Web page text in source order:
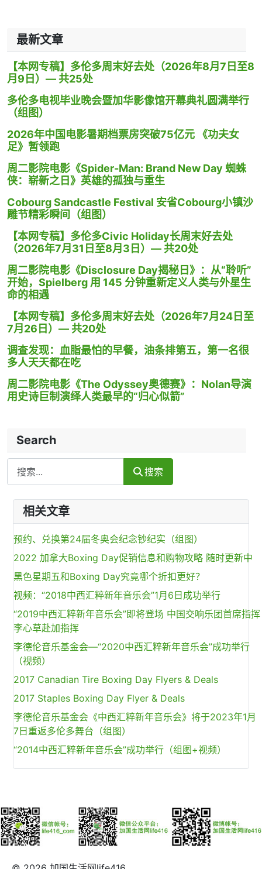
最新文章
【本网专稿】多伦多周末好去处（2026年8月7日至8
月9日）— 共25处
多伦多电视毕业晚会暨加华影像馆开幕典礼圆满举行
（组图）
2026年中国电影暑期档票房突破75亿元 《功夫女
足》暂领跑
周二影院电影《Spider-Man: Brand New Day 蜘蛛
侠：崭新之日》英雄的孤独与重生
Cobourg Sandcastle Festival 安省Cobourg小镇沙
雕节精彩瞬间（组图）
【本网专稿】多伦多Civic Holiday长周末好去处
（2026年7月31日至8月3日）— 共20处
周二影院电影《Disclosure Day揭秘日》：从“聆听”
开始，Spielberg 用 145 分钟重新定义人类与外星生
命的相遇
【本网专稿】多伦多周末好去处（2026年7月24日至
7月26日）— 共20处
调查发现：血脂最怕的早餐，油条排第五，第一名很
多人天天都在吃
周二影院电影《The Odyssey奥德赛》：Nolan导演
用史诗巨制演绎人类最早的“归心似箭”
Search
Search
搜索
相关文章
预约、兑换第24届冬奥会纪念钞纪实（组图）
2022 加拿大Boxing Day促销信息和购物攻略 随时更新中
黑色星期五和Boxing Day究竟哪个折扣更好？
视频：“2018中西汇粹新年音乐会”1月6日成功举行
“2019中西汇粹新年音乐会”即将登场 中国交响乐团首席指挥
李心草赴加指挥
李德伦音乐基金会—“2020中西汇粹新年音乐会”成功举行
（视频）
2017 Canadian Tire Boxing Day Flyers & Deals
2017 Staples Boxing Day Flyer & Deals
李德伦音乐基金会《中西汇粹新年音乐会》将于2023年1月
7日重返多伦多舞台（组图）
“2014中西汇粹新年音乐会”成功举行（组图+视频）